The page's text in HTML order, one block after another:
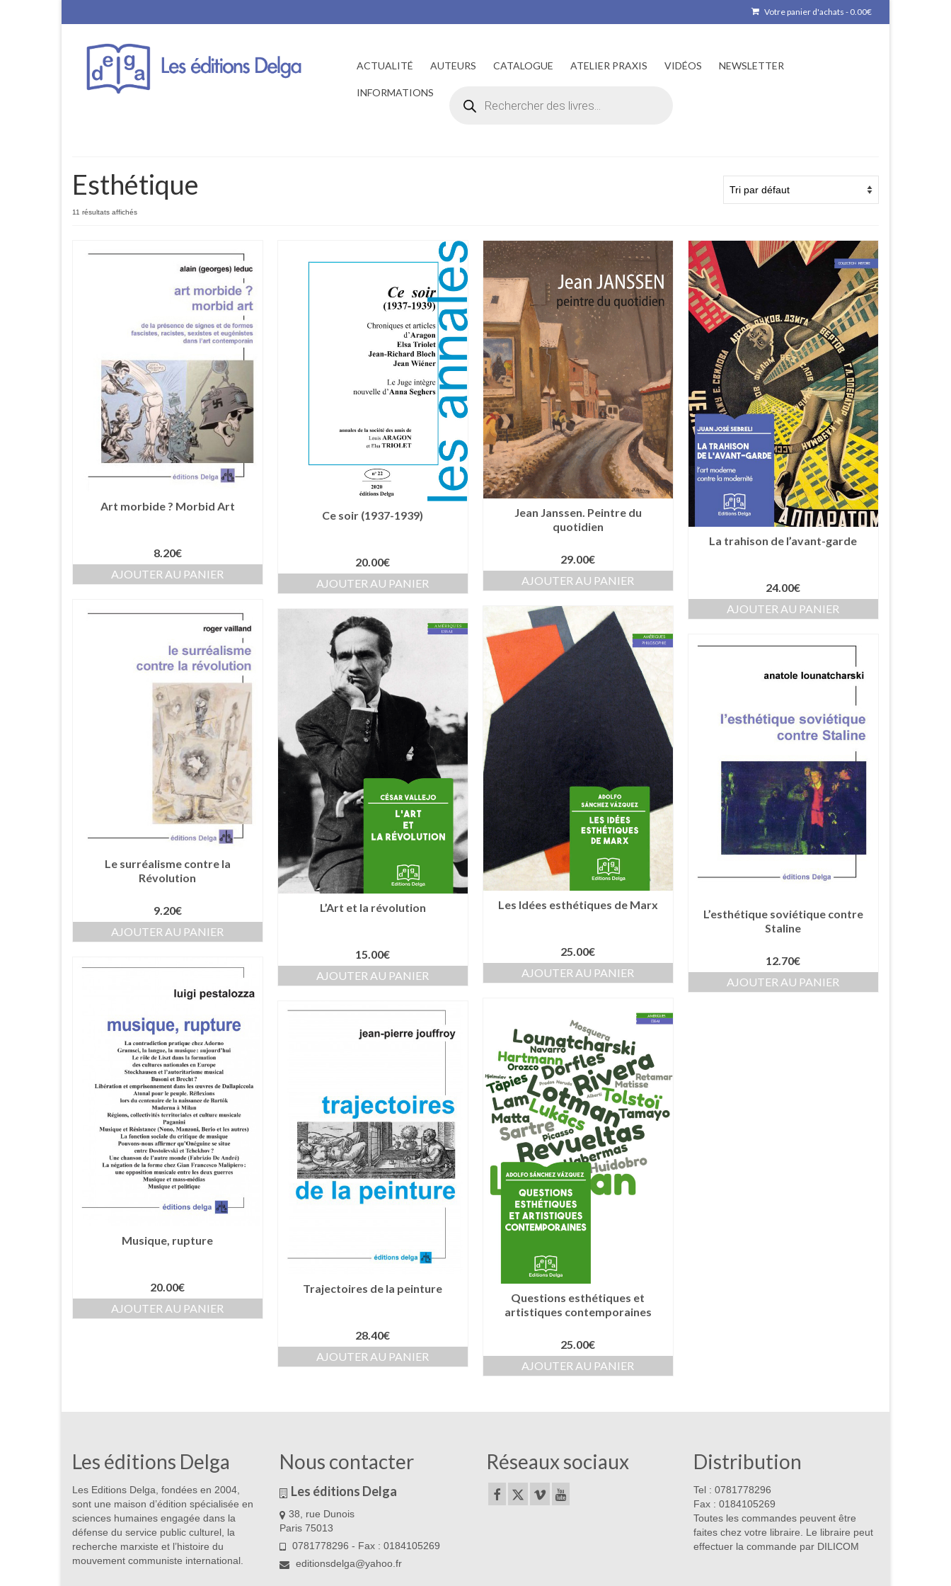
Votre panier d'achats - 0.00€
ACTUALITÉ AUTEURS CATALOGUE ATELIER PRAXIS VIDÉOS NEWSLETTER
INFORMATIONS
produits
Esthétique
11 résultats affichés
Art morbide ? Morbid Art
8.20€
AJOUTER AU PANIER
Ce soir (1937-1939)
20.00€
AJOUTER AU PANIER
Jean Janssen. Peintre du
quotidien
29.00€
AJOUTER AU PANIER
La trahison de l’avant-garde
24.00€
AJOUTER AU PANIER
Le surréalisme contre la
Révolution
9.20€
AJOUTER AU PANIER
Les Idées esthétiques de Marx
25.00€
AJOUTER AU PANIER
L’Art et la révolution
15.00€
AJOUTER AU PANIER
L’esthétique soviétique contre
Staline
12.70€
AJOUTER AU PANIER
Musique, rupture
20.00€
AJOUTER AU PANIER
Questions esthétiques et
artistiques contemporaines
25.00€
AJOUTER AU PANIER
Trajectoires de la peinture
28.40€
AJOUTER AU PANIER
Les éditions Delga
Les Editions Delga, fondées en 2004,
sont une maison d’édition spécialisée en
sciences humaines engagée dans la
défense du service public culturel, la
recherche marxiste et l’histoire du
mouvement communiste international.
Nous contacter
Les éditions Delga
38, rue Dunois
Paris 75013
0781778296 - Fax : 0184105269
editionsdelga@yahoo.fr
Réseaux sociaux Distribution
Tel : 0781778296
Fax : 0184105269
Toutes les commandes peuvent être
faites chez votre libraire. Le libraire peut
effectuer la commande par DILICOM